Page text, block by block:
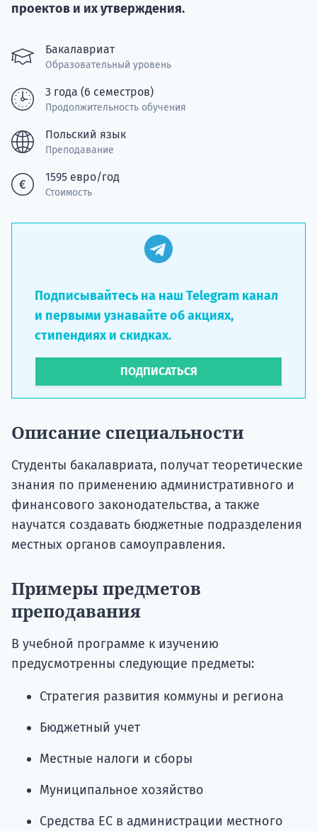
проектов и их утверждения.
Бакалавриат
Образовательный уровень
3 года (6 семестров)
Продолжительность обучения
Польский язык
Преподавание
1595 евро/год
Стоимость
Подписывайтесь на наш Telegram канал
и первыми узнавайте об акциях,
стипендиях и скидках.
ПОДПИСАТЬСЯ
Описание специальности
Студенты бакалавриата, получат теоретические
знания по применению административного и
финансового законодательства, а также
научатся создавать бюджетные подразделения
местных органов самоуправления.
Примеры предметов
преподавания
В учебной программе к изучению
предусмотренны следующие предметы:
Стратегия развития коммуны и региона
Бюджетный учет
Местные налоги и сборы
Муниципальное хозяйство
Средства ЕС в администрации местного